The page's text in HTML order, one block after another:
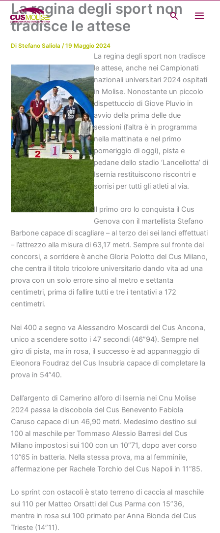
contenuto
Cerca
La regina degli sport non
tradisce le attese
DiStefano Saliola/19 Maggio 2024
La regina degli sport non tradisce
le attese, anche nei Campionati
nazionali universitari 2024 ospitati
in Molise. Nonostante un piccolo
dispettuccio di Giove Pluvio in
avvio della prima delle due
sessioni (l’altra è in programma
nella mattinata e nel primo
pomeriggio di oggi), pista e
pedane dello stadio ‘Lancellotta’ di
Isernia restituiscono riscontri e
sorrisi per tutti gli atleti al via.
Il primo oro lo conquista il Cus
Genova con il martellista Stefano
Barbone capace di scagliare – al terzo dei sei lanci effettuati
– l’attrezzo alla misura di 63,17 metri. Sempre sul fronte dei
concorsi, a sorridere è anche Gloria Polotto del Cus Milano,
che centra il titolo tricolore universitario dando vita ad una
prova con un solo errore sino al metro e settanta
centimetri, prima di fallire tutti e tre i tentativi a 172
centimetri.
Nei 400 a segno va Alessandro Moscardi del Cus Ancona,
unico a scendere sotto i 47 secondi (46”94). Sempre nel
giro di pista, ma in rosa, il successo è ad appannaggio di
Eleonora Foudraz del Cus Insubria capace di completare la
prova in 54”40.
Dall’argento di Camerino all’oro di Isernia nei Cnu Molise
2024 passa la discobola del Cus Benevento Fabiola
Caruso capace di un 46,90 metri. Medesimo destino sui
100 al maschile per Tommaso Alessio Barresi del Cus
Milano impostosi sui 100 con un 10”71, dopo aver corso
10”65 in batteria. Nella stessa prova, ma al femminile,
affermazione per Rachele Torchio del Cus Napoli in 11”85.
Lo sprint con ostacoli è stato terreno di caccia al maschile
sui 110 per Matteo Orsatti del Cus Parma con 15”36,
mentre in rosa sui 100 primato per Anna Bionda del Cus
Trieste (14”11).